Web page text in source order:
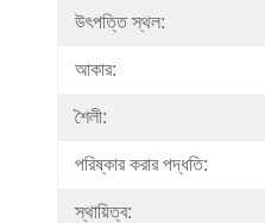
উৎপত্তি স্থল:
আকার:
শৈলী:
পরিষ্কার করার পদ্ধতি:
স্থায়িত্ব: